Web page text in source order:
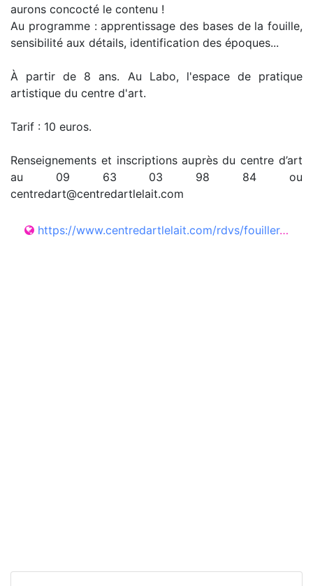
aurons concocté le contenu !
Au programme : apprentissage des bases de la fouille,
sensibilité aux détails, identification des époques...
À partir de 8 ans. Au Labo, l'espace de pratique
artistique du centre d'art.
Tarif : 10 euros.
Renseignements et inscriptions auprès du centre d’art
au 09 63 03 98 84 ou
centredart@centredartlelait.com
https://www.centredartlelait.com/rdvs/fouiller-relever-reveler